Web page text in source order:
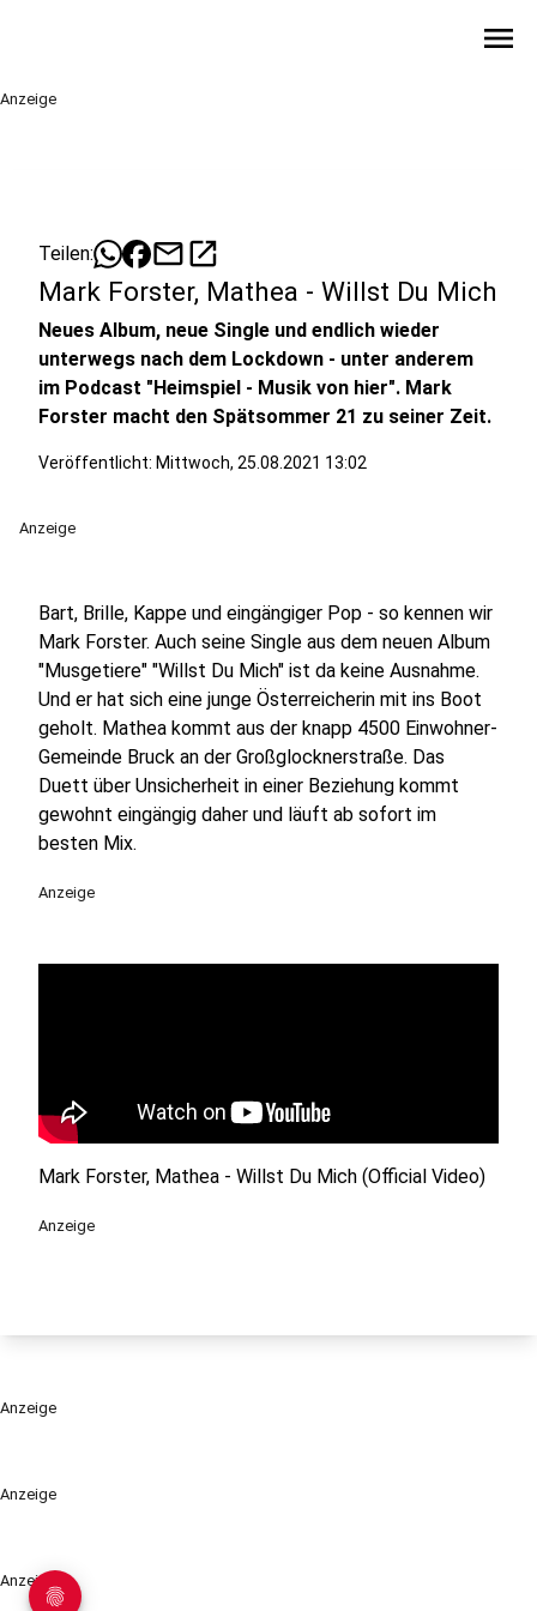
menu
Anzeige
Anzeige
Anzeige
Teilen: mailopen_in_new
Mark Forster, Mathea - Willst Du Mich
Neues Album, neue Single und endlich wieder
unterwegs nach dem Lockdown - unter anderem
im Podcast "Heimspiel - Musik von hier". Mark
Forster macht den Spätsommer 21 zu seiner Zeit.
Veröffentlicht: Mittwoch, 25.08.2021 13:02
Anzeige
Bart, Brille, Kappe und eingängiger Pop - so kennen wir
Mark Forster. Auch seine Single aus dem neuen Album
"Musgetiere" "Willst Du Mich" ist da keine Ausnahme.
Und er hat sich eine junge Österreicherin mit ins Boot
geholt. Mathea kommt aus der knapp 4500 Einwohner-
Gemeinde Bruck an der Großglocknerstraße. Das
Duett über Unsicherheit in einer Beziehung kommt
gewohnt eingängig daher und läuft ab sofort im
besten Mix.
Anzeige
Mark Forster, Mathea - Willst Du Mich (Official Video)
Anzeige
Anzeige